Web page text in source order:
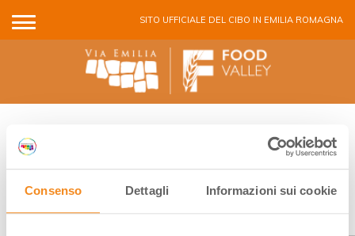
Consenso Dettagli Informazioni sui cookie
SITO UFFICIALE DEL CIBO IN EMILIA ROMAGNA
NEWSLETTER FOOD VALLEY
NEWS
Tante informazioni utili per conoscere la Food Valley e